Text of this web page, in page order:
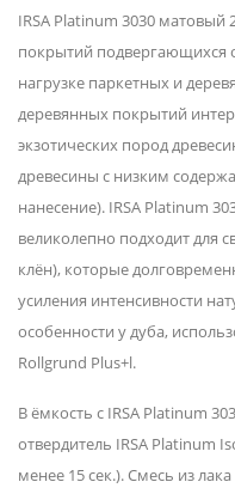
IRSA Platinum 3030 матовый
покрытий подвергающихся
нагрузке паркетных и
деревянных покрытий
экзотических пород
древесины с низким
нанесение). IRSA Platinum
великолепно подходит для
клён), которые
усиления интенсивности
особенности у дуба,
Rollgrund Plus+l.
В ёмкость с IRSA Platinum
отвердитель IRSA Platinum
менее 15 сек.). Смесь из